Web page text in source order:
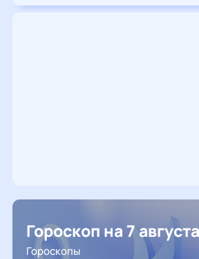
Гороскоп на 7
Гороскопы